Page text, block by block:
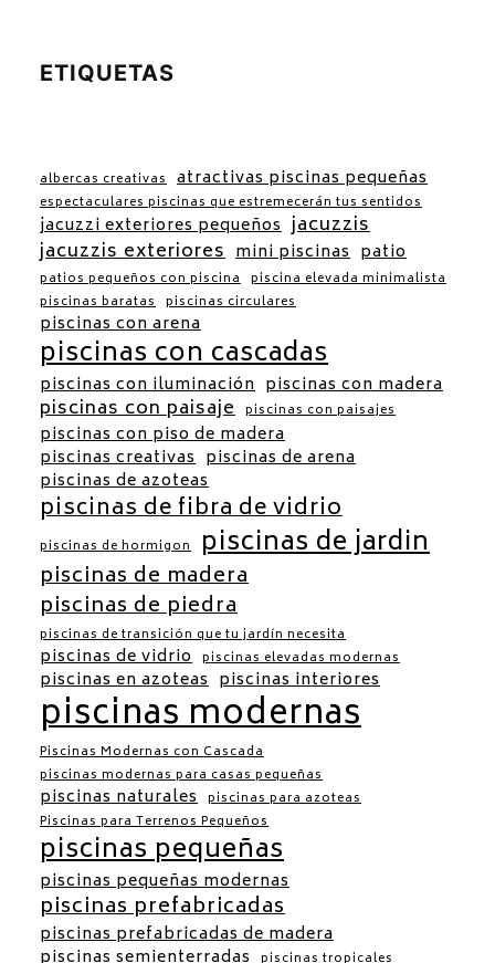
ETIQUETAS
albercas creativas atractivas piscinas pequeñas
espectaculares piscinas que estremecerán tus sentidos
jacuzzi exteriores pequeños jacuzzis
jacuzzis exteriores mini piscinas patio
patios pequeños con piscina piscina elevada minimalista
piscinas baratas piscinas circulares
piscinas con arena
piscinas con cascadas
piscinas con iluminación piscinas con madera
piscinas con paisaje piscinas con paisajes
piscinas con piso de madera
piscinas creativas piscinas de arena
piscinas de azoteas
piscinas de fibra de vidrio
piscinas de hormigon piscinas de jardin
piscinas de madera
piscinas de piedra
piscinas de transición que tu jardín necesita
piscinas de vidrio piscinas elevadas modernas
piscinas en azoteas piscinas interiores
piscinas modernas
Piscinas Modernas con Cascada
piscinas modernas para casas pequeñas
piscinas naturales piscinas para azoteas
Piscinas para Terrenos Pequeños
piscinas pequeñas
piscinas pequeñas modernas
piscinas prefabricadas
piscinas prefabricadas de madera